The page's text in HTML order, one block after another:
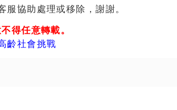
協助處理或移除，謝謝。
得任意轉載。
齡社會挑戰